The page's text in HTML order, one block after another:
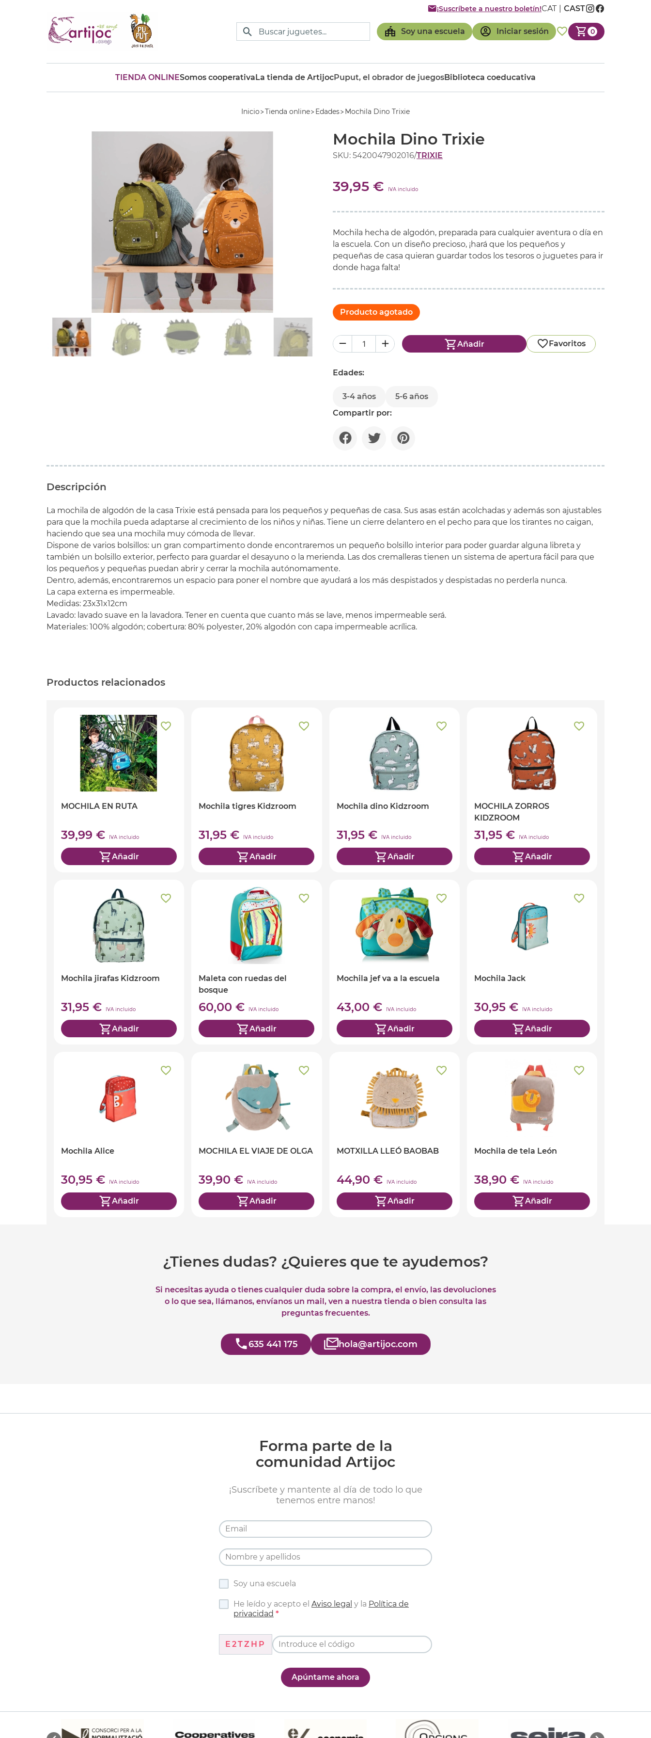
Puzzle
Botella
Soy una escuela Iniciar sesión 0
¡Suscríbete a nuestro boletín!CAT CAST
TIENDA ONLINESomos cooperativaLa tienda de ArtijocPuput, el obrador de juegosBiblioteca coeducativa
Inicio Tienda online Edades Mochila Dino Trixie
Mochila Dino Trixie
SKU: 5420047902016/TRIXIE
39,95 € IVA incluido
Mochila hecha de algodón, preparada para cualquier aventura o día en
la escuela. Con un diseño precioso, ¡hará que los pequeños y
pequeñas de casa quieran guardar todos los tesoros o juguetes para ir
donde haga falta!
Producto agotado
Añadir Favoritos
Edades:
3-4 años
5-6 años
Compartir por:
Descripción
La mochila de algodón de la casa Trixie está pensada para los pequeños y pequeñas de casa. Sus asas están acolchadas y además son ajustables
para que la mochila pueda adaptarse al crecimiento de los niños y niñas. Tiene un cierre delantero en el pecho para que los tirantes no caigan,
haciendo que sea una mochila muy cómoda de llevar.
Dispone de varios bolsillos: un gran compartimento donde encontraremos un pequeño bolsillo interior para poder guardar alguna libreta y
también un bolsillo exterior, perfecto para guardar el desayuno o la merienda. Las dos cremalleras tienen un sistema de apertura fácil para que
los pequeños y pequeñas puedan abrir y cerrar la mochila autónomamente.
Dentro, además, encontraremos un espacio para poner el nombre que ayudará a los más despistados y despistadas no perderla nunca.
La capa externa es impermeable.
Medidas: 23x31x12cm
Lavado: lavado suave en la lavadora. Tener en cuenta que cuanto más se lave, menos impermeable será.
Materiales: 100% algodón; cobertura: 80% polyester, 20% algodón con capa impermeable acrílica.
Productos relacionados
MOCHILA EN RUTA
39,99 € IVA incluido
Añadir
Mochila tigres Kidzroom
31,95 € IVA incluido
Añadir
Mochila dino Kidzroom
31,95 € IVA incluido
Añadir
MOCHILA ZORROS
KIDZROOM
31,95 € IVA incluido
Añadir
Mochila jirafas Kidzroom
31,95 € IVA incluido
Añadir
Maleta con ruedas del
bosque
60,00 € IVA incluido
Añadir
Mochila jef va a la escuela
43,00 € IVA incluido
Añadir
Mochila Jack
30,95 € IVA incluido
Añadir
Mochila Alice
30,95 € IVA incluido
Añadir
MOCHILA EL VIAJE DE OLGA
39,90 € IVA incluido
Añadir
MOTXILLA LLEÓ BAOBAB
44,90 € IVA incluido
Añadir
Mochila de tela León
38,90 € IVA incluido
Añadir
¿Tienes dudas? ¿Quieres que te ayudemos?
Si necesitas ayuda o tienes cualquier duda sobre la compra, el envío, las devoluciones
o lo que sea, llámanos, envíanos un mail, ven a nuestra tienda o bien consulta las
preguntas frecuentes.
635 441 175 hola@artijoc.com
Forma parte de la
comunidad Artijoc
¡Suscríbete y mantente al día de todo lo que
tenemos entre manos!
Soy una escuela
He leído y acepto el Aviso legal y la Política de
privacidad
E2TZHP
Apúntame ahora